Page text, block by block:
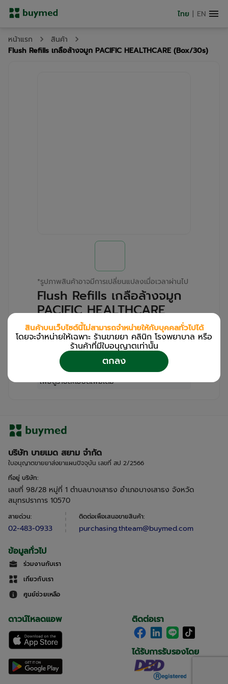
ไทย | EN
หน้าแรก
สินค้า
Flush Refills เกลือล้างจมูก PACIFIC HEALTHCARE (Box/30s)
*รูปภาพสินค้าอาจมีการเปลี่ยนแปลงเมื่อเวลาผ่านไป
Flush Refills เกลือล้างจมูก
PACIFIC HEALTHCARE
(Box/30s)
สำหรับลูกค้าเฉพาะร้านขายยา คลินิก และโรง
พยาบาล
เข้าสู่ระบบ
เพื่อดูรายละเอียดเพิ่มเติม
บริษัท บายเมด สยาม จำกัด
ใบอนุญาตขายยาส่งยาแผนปัจจุบัน เลขที่ สป 2/2566
ที่อยู่ บริษัท:
เลขที่ 98/28 หมู่ที่ 1 ตำบลบางเสาธง อำเภอบางเสาธง จังหวัด
สมุทรปราการ 10570
สายด่วน:
02-483-0933
ติดต่อเพื่อเสนอขายสินค้า:
purchasing.thteam@buymed.com
ข้อมูลทั่วไป
ร่วมงานกับเรา
เกี่ยวกับเรา
ศูนย์ช่วยเหลือ
ติดต่อเรา
ได้รับการรับรองโดย
ดาวน์โหลดแอพ
สินค้าบนเว็บไซต์นี้ไม่สามารถจำหน่ายให้กับบุคคลทั่วไปได้
โดยจะจำหน่ายให้เฉพาะ ร้านขายยา คลินิก โรงพยาบาล หรือ
ร้านค้าที่มีใบอนุญาตเท่านััน
ตกลง